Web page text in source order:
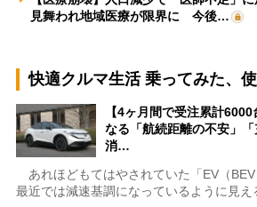
見舞われ地域医療が限界に 今後…
快適クルマ生活 乗ってみた、
【4ヶ月間で受注累計
なる「航続距離の不安」
消…
あれほどもてはやされていた「EV（BEV
最近では減速基調になっているように見え